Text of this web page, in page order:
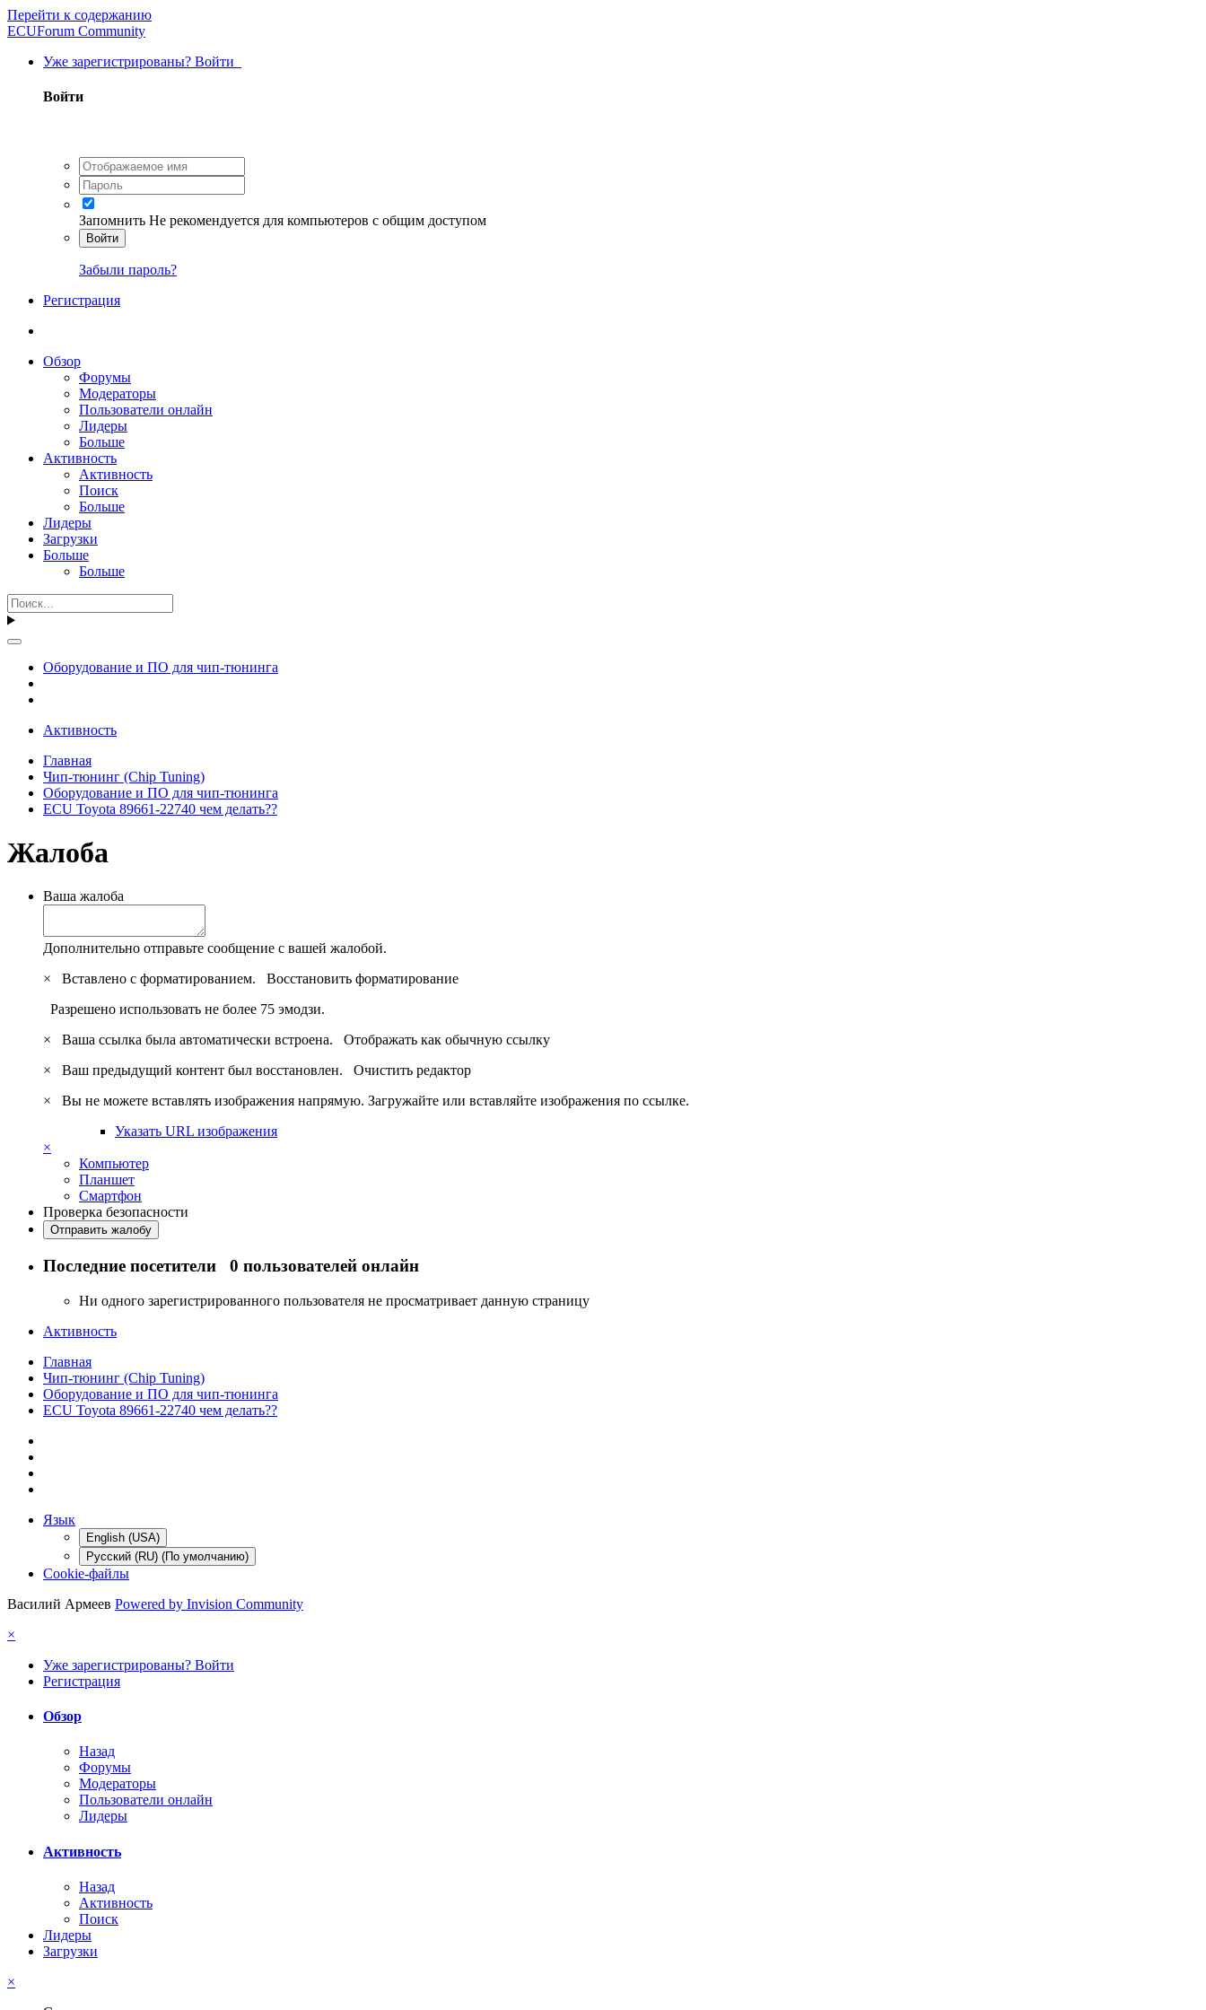
Перейти к содержанию
ECUForum Community
Уже зарегистрированы? Войти
Войти
Запомнить Не рекомендуется для компьютеров с общим доступом
Войти
Забыли пароль?
Регистрация
Обзор
Форумы
Модераторы
Пользователи онлайн
Лидеры
Больше
Активность
Активность
Поиск
Больше
Лидеры
Загрузки
Больше
Больше
Оборудование и ПО для чип-тюнинга
Активность
Главная
Чип-тюнинг (Chip Tuning)
Оборудование и ПО для чип-тюнинга
ECU Toyota 89661-22740 чем делать??
Жалоба
Ваша жалоба
Дополнительно отправьте сообщение с вашей жалобой.
×
Вставлено с форматированием. Восстановить форматирование
Разрешено использовать не более 75 эмодзи.
×
Ваша ссылка была автоматически встроена. Отображать как обычную ссылку
×
Ваш предыдущий контент был восстановлен. Очистить редактор
×
Вы не можете вставлять изображения напрямую. Загружайте или вставляйте изображения по ссылке.
Указать URL изображения
×
Компьютер
Планшет
Смартфон
Проверка безопасности
Отправить жалобу
Последние посетители 0 пользователей онлайн
Ни одного зарегистрированного пользователя не просматривает данную страницу
Активность
Главная
Чип-тюнинг (Chip Tuning)
Оборудование и ПО для чип-тюнинга
ECU Toyota 89661-22740 чем делать??
Язык
English (USA)
Русский (RU) (По умолчанию)
Cookie-файлы
Василий Армеев Powered by Invision Community
×
Уже зарегистрированы? Войти
Регистрация
Обзор
Назад
Форумы
Модераторы
Пользователи онлайн
Лидеры
Активность
Назад
Активность
Поиск
Лидеры
Загрузки
×